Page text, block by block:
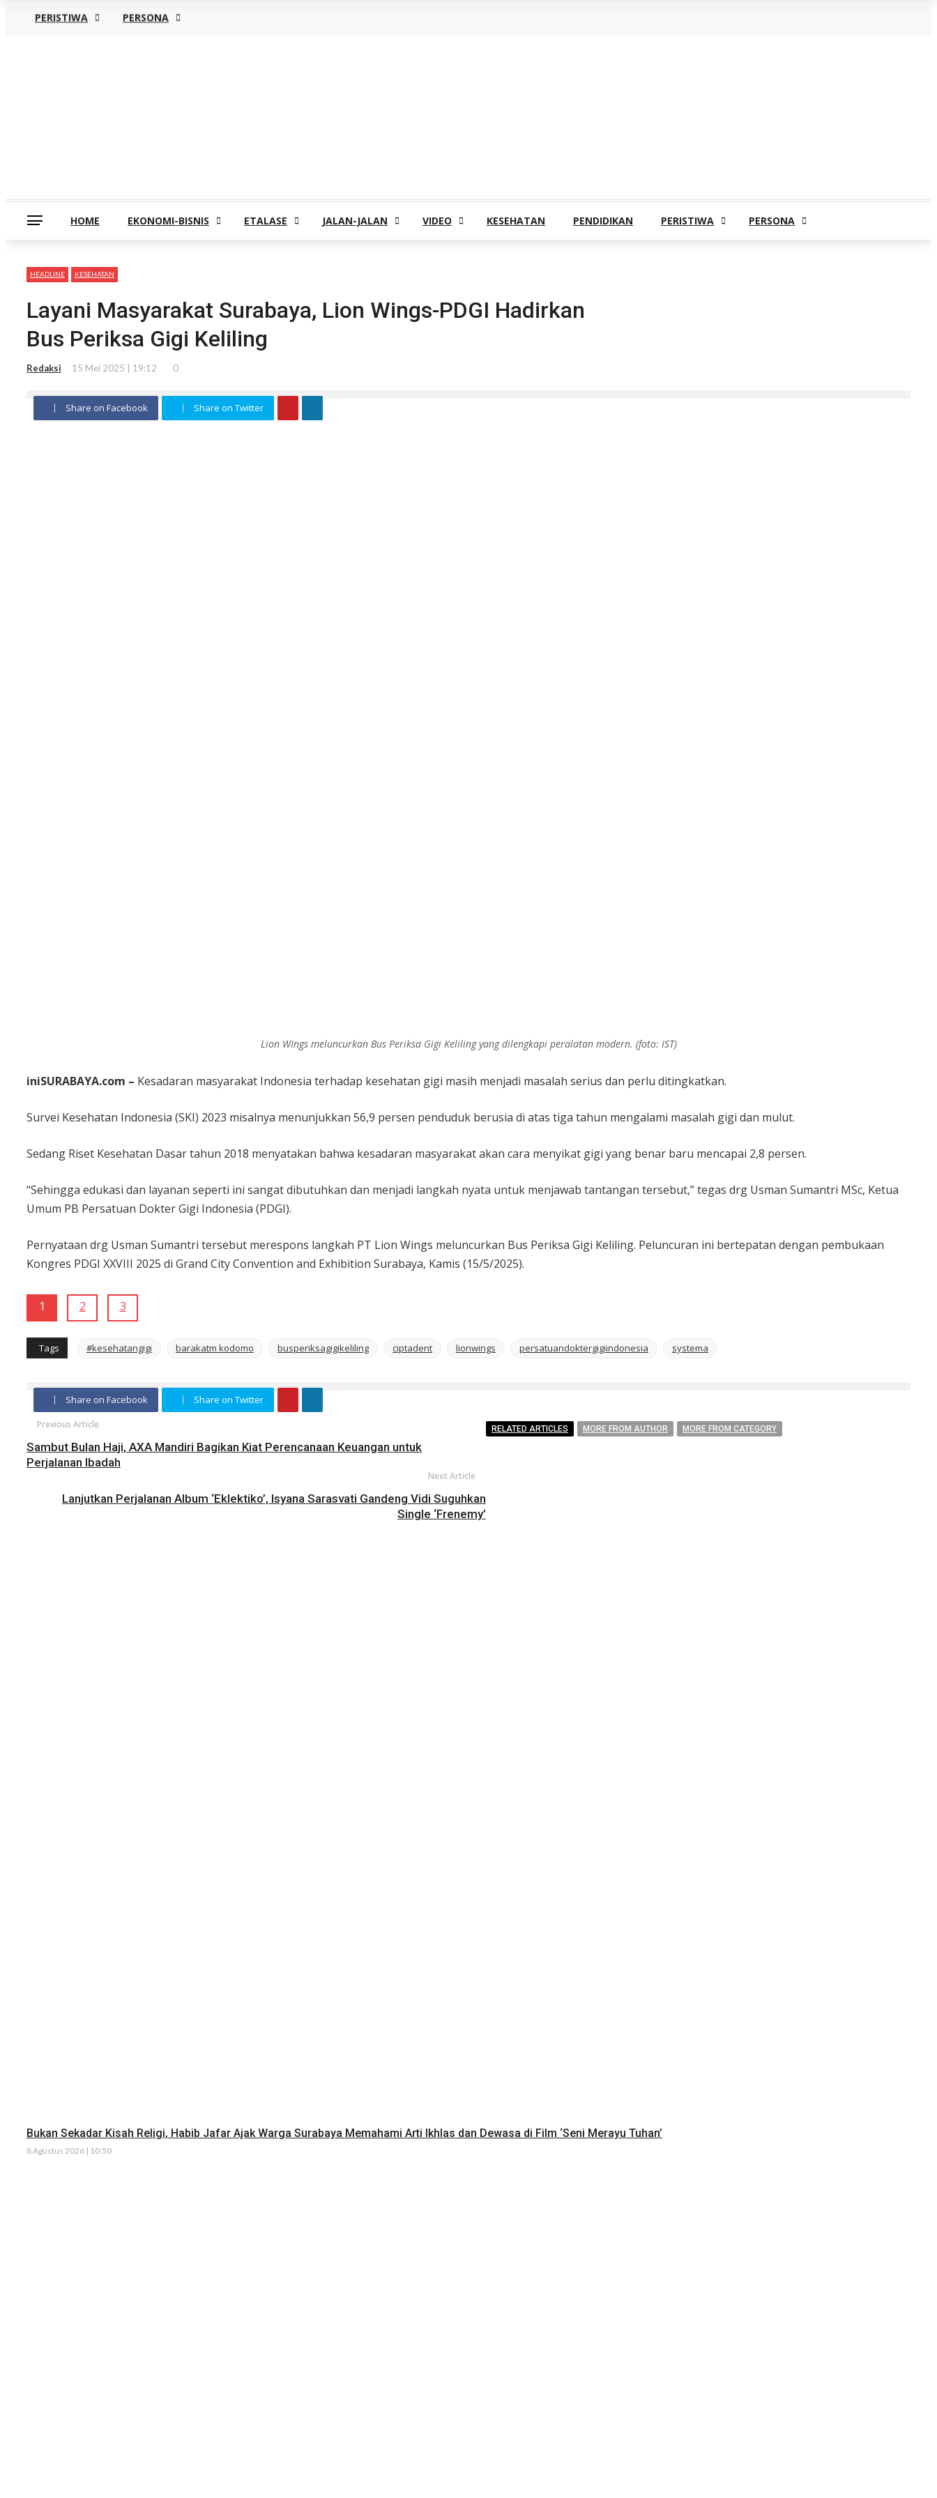
HOME EKONOMI-BISNIS ETALASE JALAN-JALAN VIDEO KESEHATAN PENDIDIKAN PERISTIWA PERSONA
PERISTIWA PERSONA
HEADLINE KESEHATAN
Layani Masyarakat Surabaya, Lion Wings-PDGI Hadirkan
Bus Periksa Gigi Keliling
Redaksi 15 Mei 2025 | 19:12 0
Share on Facebook Share on Twitter
Lion WIngs meluncurkan Bus Periksa Gigi Keliling yang dilengkapi peralatan modern. (foto: IST)
iniSURABAYA.com – Kesadaran masyarakat Indonesia terhadap kesehatan gigi masih menjadi masalah serius dan perlu ditingkatkan.
Survei Kesehatan Indonesia (SKI) 2023 misalnya menunjukkan 56,9 persen penduduk berusia di atas tiga tahun mengalami masalah gigi dan mulut.
Sedang Riset Kesehatan Dasar tahun 2018 menyatakan bahwa kesadaran masyarakat akan cara menyikat gigi yang benar baru mencapai 2,8 persen.
“Sehingga edukasi dan layanan seperti ini sangat dibutuhkan dan menjadi langkah nyata untuk menjawab tantangan tersebut,” tegas drg Usman Sumantri MSc, Ketua
Umum PB Persatuan Dokter Gigi Indonesia (PDGI).
Pernyataan drg Usman Sumantri tersebut merespons langkah PT Lion Wings meluncurkan Bus Periksa Gigi Keliling. Peluncuran ini bertepatan dengan pembukaan
Kongres PDGI XXVIII 2025 di Grand City Convention and Exhibition Surabaya, Kamis (15/5/2025).
1 2 3
Tags #kesehatangigi barakatm kodomo busperiksagigikeliling ciptadent lionwings persatuandoktergigiindonesia systema
Share on Facebook Share on Twitter
Previous Article
Sambut Bulan Haji, AXA Mandiri Bagikan Kiat Perencanaan Keuangan untuk
Perjalanan Ibadah
Next Article
Lanjutkan Perjalanan Album ‘Eklektiko’, Isyana Sarasvati Gandeng Vidi Suguhkan
Single ‘Frenemy’
RELATED ARTICLES MORE FROM AUTHOR MORE FROM CATEGORY
Bukan Sekadar Kisah Religi, Habib Jafar Ajak Warga Surabaya Memahami Arti Ikhlas dan Dewasa di Film ‘Seni Merayu Tuhan’
8 Agustus 2026 | 10:50